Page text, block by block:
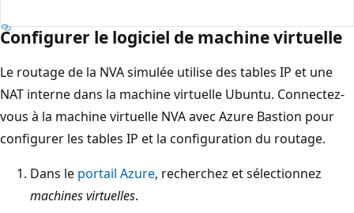
Configurer le logiciel de machine virtuelle
Le routage de la NVA simulée utilise des tables IP et une
NAT interne dans la machine virtuelle Ubuntu. Connectez-
vous à la machine virtuelle NVA avec Azure Bastion pour
configurer les tables IP et la configuration du routage.
Dans le portail Azure, recherchez et sélectionnez
machines virtuelles.